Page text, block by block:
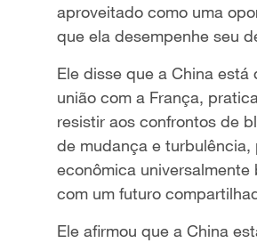
aproveitado como uma
que ela desempenhe seu
Ele disse que a China
união com a França,
resistir aos confrontos de
de mudança e
econômica
com um futuro
Ele afirmou que a China